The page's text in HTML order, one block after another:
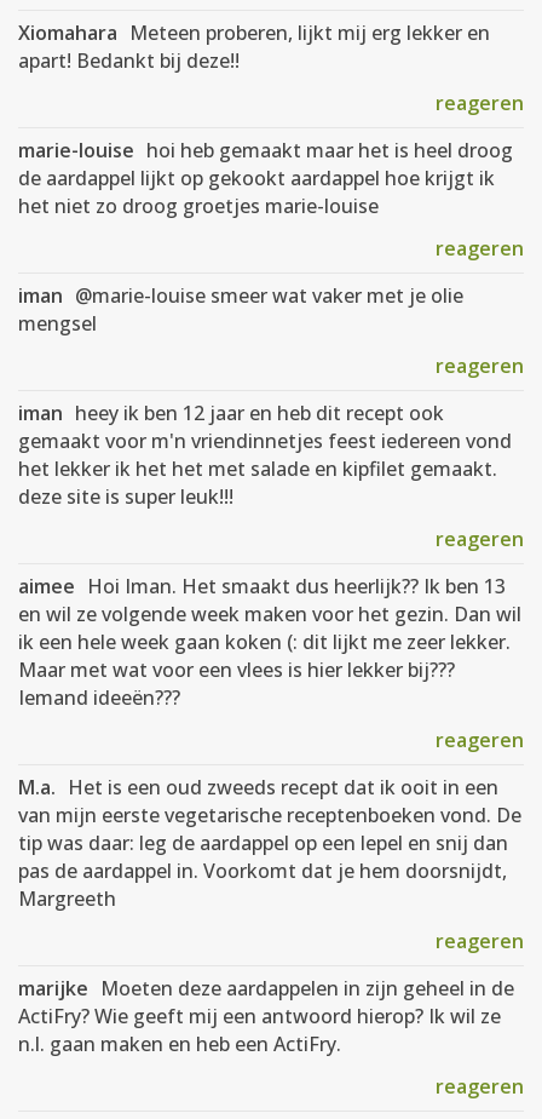
Xiomahara Meteen proberen, lijkt mij erg lekker en
apart! Bedankt bij deze!!
reageren
marie-louise hoi heb gemaakt maar het is heel droog
de aardappel lijkt op gekookt aardappel hoe krijgt ik
het niet zo droog groetjes marie-louise
reageren
iman @marie-louise smeer wat vaker met je olie
mengsel
reageren
iman heey ik ben 12 jaar en heb dit recept ook
gemaakt voor m'n vriendinnetjes feest iedereen vond
het lekker ik het het met salade en kipfilet gemaakt.
deze site is super leuk!!!
reageren
aimee Hoi Iman. Het smaakt dus heerlijk?? Ik ben 13
en wil ze volgende week maken voor het gezin. Dan wil
ik een hele week gaan koken (: dit lijkt me zeer lekker.
Maar met wat voor een vlees is hier lekker bij???
Iemand ideeën???
reageren
M.a. Het is een oud zweeds recept dat ik ooit in een
van mijn eerste vegetarische receptenboeken vond. De
tip was daar: leg de aardappel op een lepel en snij dan
pas de aardappel in. Voorkomt dat je hem doorsnijdt,
Margreeth
reageren
marijke Moeten deze aardappelen in zijn geheel in de
ActiFry? Wie geeft mij een antwoord hierop? Ik wil ze
n.l. gaan maken en heb een ActiFry.
reageren